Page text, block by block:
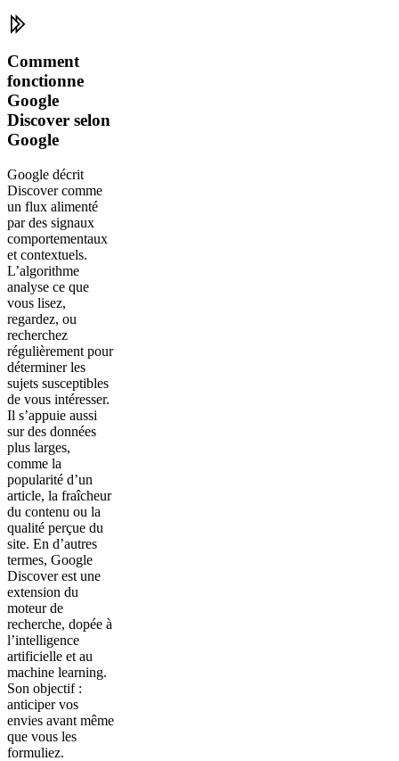
Comment
fonctionne
Google
Discover selon
Google
Google décrit
Discover comme
un flux alimenté
par des signaux
comportementaux
et contextuels.
L’algorithme
analyse ce que
vous lisez,
regardez, ou
recherchez
régulièrement pour
déterminer les
sujets susceptibles
de vous intéresser.
Il s’appuie aussi
sur des données
plus larges,
comme la
popularité d’un
article, la fraîcheur
du contenu ou la
qualité perçue du
site. En d’autres
termes, Google
Discover est une
extension du
moteur de
recherche, dopée à
l’intelligence
artificielle et au
machine learning.
Son objectif :
anticiper vos
envies avant même
que vous les
formuliez.